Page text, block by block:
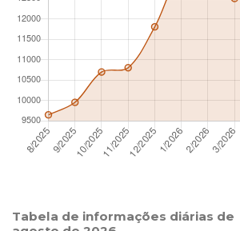
Tabela de informações diárias de